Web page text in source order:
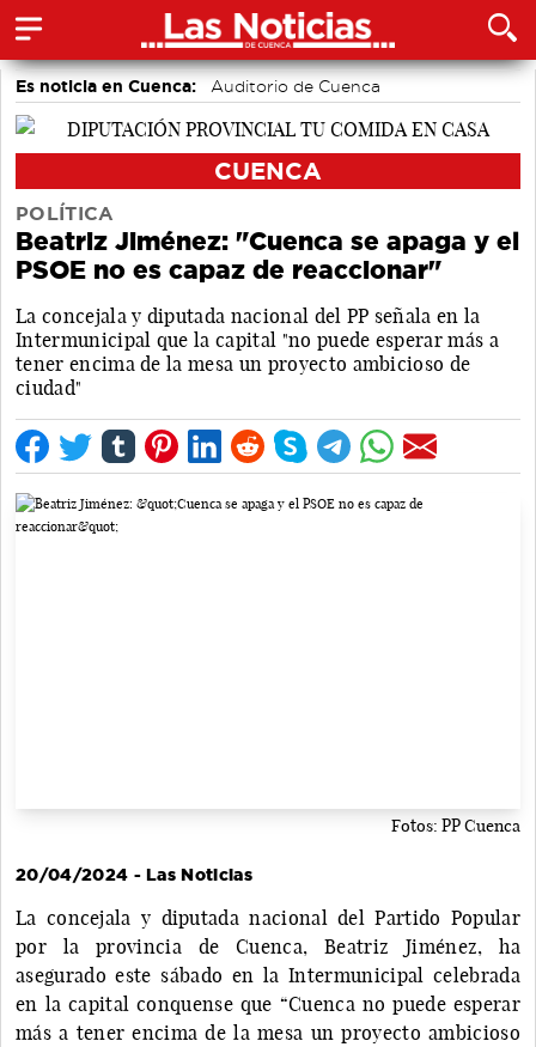
Es noticia en Cuenca: Auditorio de Cuenca
CUENCA
POLÍTICA
Beatriz Jiménez: "Cuenca se apaga y el
PSOE no es capaz de reaccionar"
La concejala y diputada nacional del PP señala en la
Intermunicipal que la capital "no puede esperar más a
tener encima de la mesa un proyecto ambicioso de
ciudad"
Fotos: PP Cuenca
20/04/2024 - Las Noticias
La concejala y diputada nacional del Partido Popular
por la provincia de Cuenca, Beatriz Jiménez, ha
asegurado este sábado en la Intermunicipal celebrada
en la capital conquense que “Cuenca no puede esperar
más a tener encima de la mesa un proyecto ambicioso